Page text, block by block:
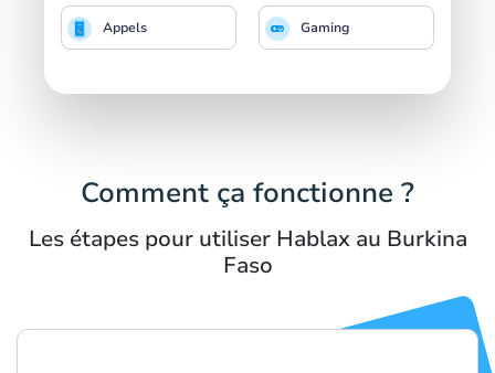
Appels Gaming
Comment ça fonctionne ?
Les étapes pour utiliser Hablax au Burkina
Faso